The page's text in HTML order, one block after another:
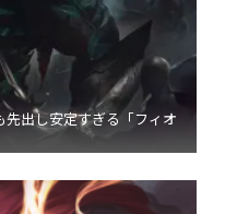
出し安定すぎる「フィオ